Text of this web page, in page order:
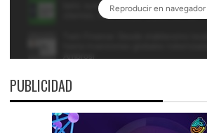
PUBLICIDAD